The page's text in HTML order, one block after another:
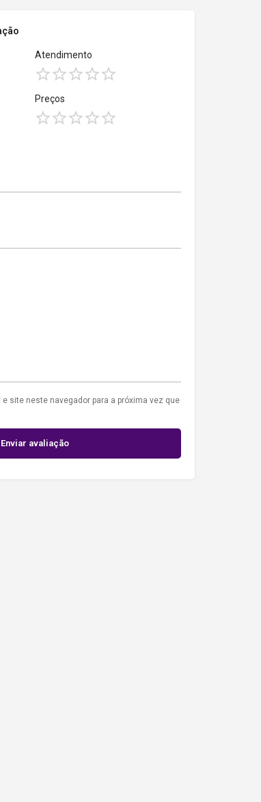
Atendimento
Preços
site neste navegador para a próxima vez que
Enviar avaliação